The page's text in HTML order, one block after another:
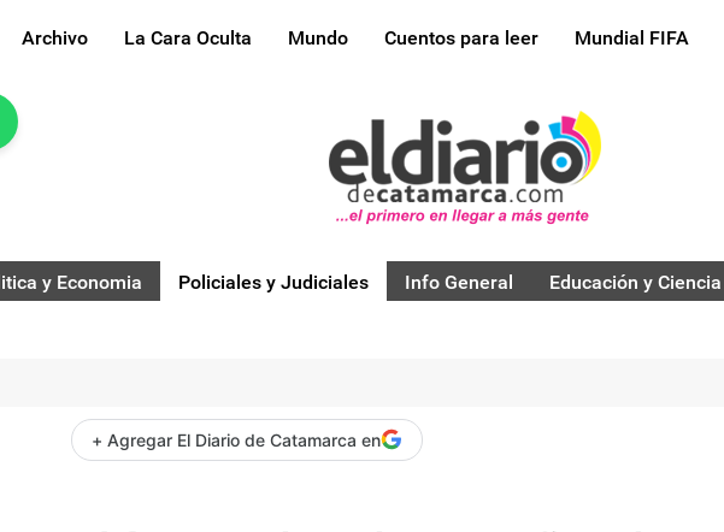
Archivo La Cara Oculta Mundo Cuentos para leer Mundial FIFA
y Economia Policiales y Judiciales Info General Educación y Ciencia
+ Agregar El Diario de Catamarca en